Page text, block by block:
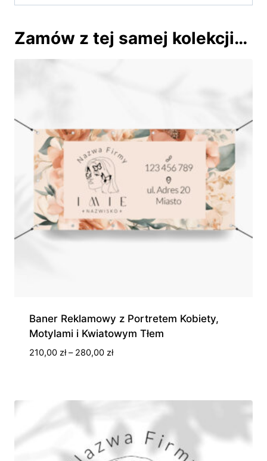
Zamów z tej samej kolekcji…
Baner Reklamowy z Portretem Kobiety,
Motylami i Kwiatowym Tłem
210,00 zł – 280,00 złZakres